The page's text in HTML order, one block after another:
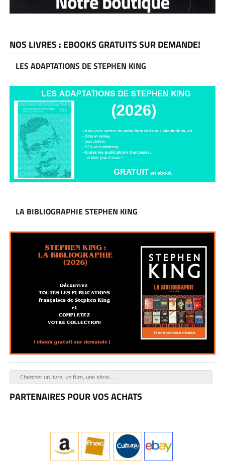
NOS LIVRES : EBOOKS GRATUITS SUR DEMANDE!
LES ADAPTATIONS DE STEPHEN KING
LA BIBLIOGRAPHIE STEPHEN KING
PARTENAIRES POUR VOS ACHATS